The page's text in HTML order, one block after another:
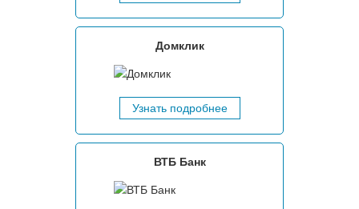
Домклик
Узнать подробнее
ВТБ Банк